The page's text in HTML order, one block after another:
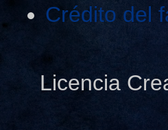
Crédito del
Licencia